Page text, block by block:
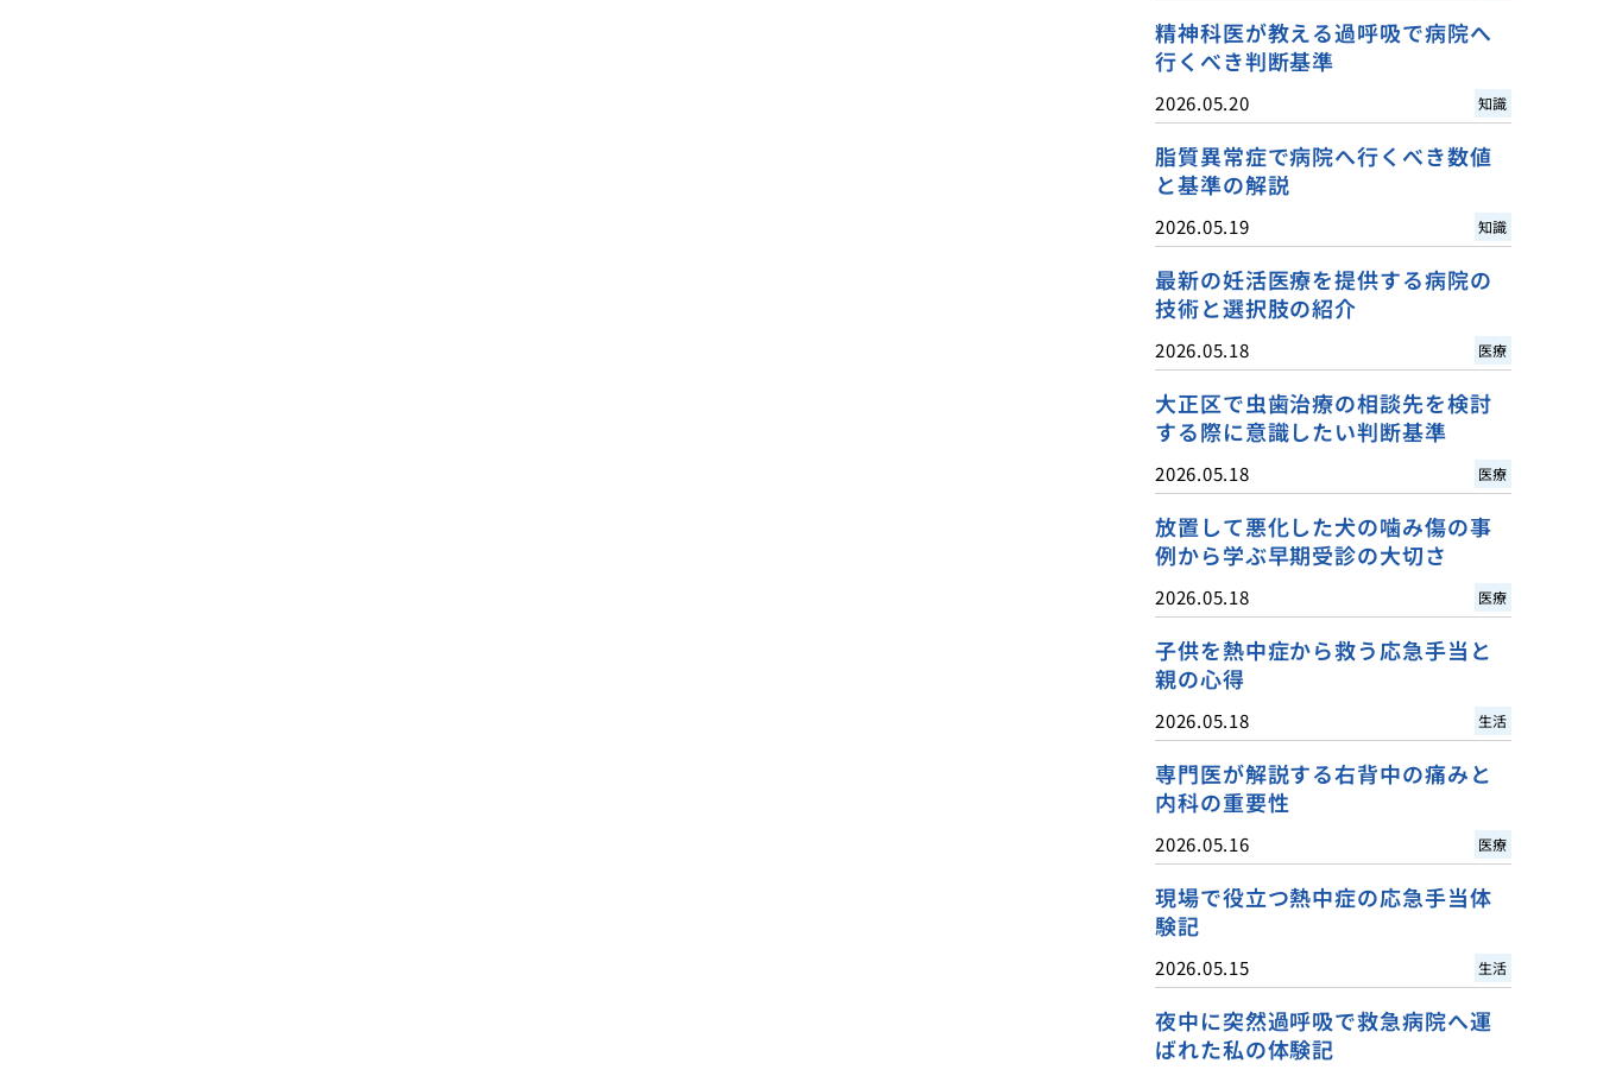
精神科医が教える過呼吸で病院へ
行くべき判断基準
2026.05.20 知識
脂質異常症で病院へ行くべき数値
と基準の解説
2026.05.19 知識
最新の妊活医療を提供する病院の
技術と選択肢の紹介
2026.05.18 医療
大正区で虫歯治療の相談先を検討
する際に意識したい判断基準
2026.05.18 医療
放置して悪化した犬の噛み傷の事
例から学ぶ早期受診の大切さ
2026.05.18 医療
子供を熱中症から救う応急手当と
親の心得
2026.05.18 生活
専門医が解説する右背中の痛みと
内科の重要性
2026.05.16 医療
現場で役立つ熱中症の応急手当体
験記
2026.05.15 生活
夜中に突然過呼吸で救急病院へ運
ばれた私の体験記